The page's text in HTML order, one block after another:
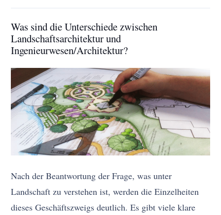
Was sind die Unterschiede zwischen
Landschaftsarchitektur und
Ingenieurwesen/Architektur?
Nach der Beantwortung der Frage, was unter
Landschaft zu verstehen ist, werden die Einzelheiten
dieses Geschäftszweigs deutlich. Es gibt viele klare